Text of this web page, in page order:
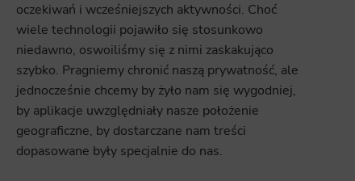
oczekiwań i wcześniejszych aktywności. Choć
wiele technologii pojawiło się stosunkowo
niedawno, oswoiliśmy się z nimi zaskakująco
szybko. Pragniemy chronić naszą prywatność, ale
jednocześnie chcemy by żyło nam się wygodniej,
by aplikacje uwzględniały nasze położenie
geograficzne, by dostarczane nam treści
dopasowane były specjalnie do nas.